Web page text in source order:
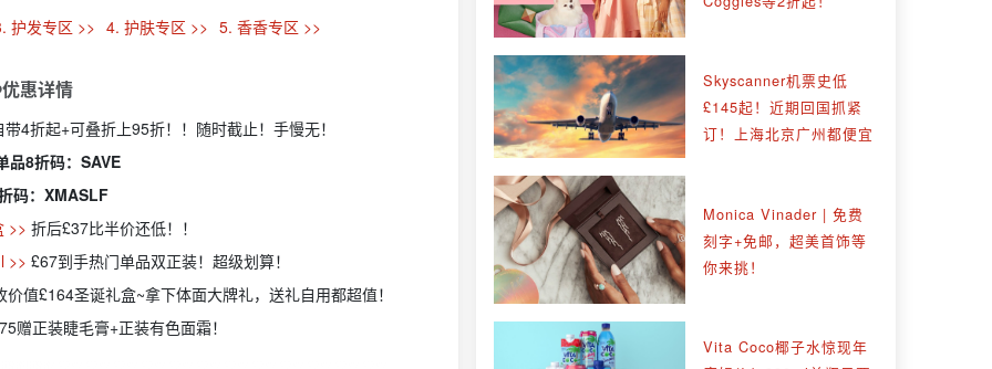
护发专区 >> 4. 护肤专区 >> 5. 香香专区 >>
惠详情
带4折起+可叠折上95折！！随时截止！手慢无！
品8折码：SAVE
码：XMASLF
>> 折后£37比半价还低！！
>> £67到手热门单品双正装！超级划算！
值£164圣诞礼盒~拿下体面大牌礼，送礼自用都超值！
赠正装睫毛膏+正装有色面霜！
Skyscanner机票史低
£145起！近期回国抓紧
订！上海北京广州都便宜
Monica Vinader | 免费
刻字+免邮，超美首饰等
你来挑！
Vita Coco椰子水惊现年